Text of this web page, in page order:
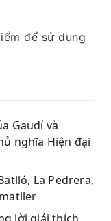
để sử dụng
Gaudí và
nghĩa Hiện đại
La Pedrera,